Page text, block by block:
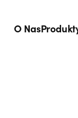
O Nas